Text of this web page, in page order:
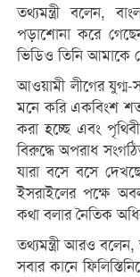
তথ্যমন্ত্রী বলেন,
পড়াশোনা করে
ভিডিও তিনি আমাকে
আওয়ামী লীগের
মনে করি একবিংশ
করা হচ্ছে এবং
বিরুদ্ধে অপরাধ
যারা বসে বসে
ইসরাইলের পক্ষে
কথা বলার নৈতিক
তথ্যমন্ত্রী আরও
সবার কানে